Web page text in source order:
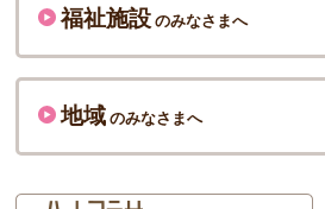
福祉施設のみなさまへ
地域のみなさまへ